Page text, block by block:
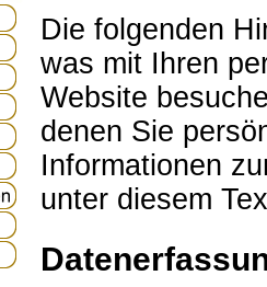
Die folgenden
was mit Ihren
Website
denen Sie
Informationen
unter diesem